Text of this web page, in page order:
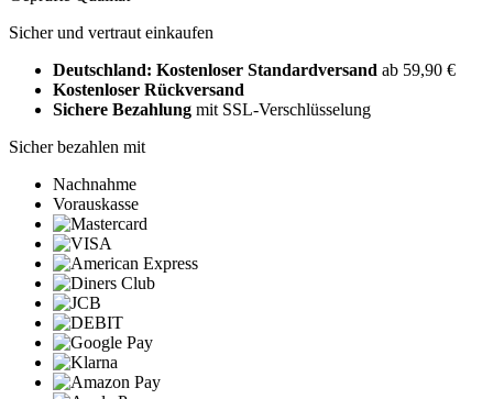
Sicher und vertraut einkaufen
Deutschland: Kostenloser Standardversand ab 59,90 €
Kostenloser Rückversand
Sichere Bezahlung mit SSL-Verschlüsselung
Sicher bezahlen mit
Nachnahme
Vorauskasse